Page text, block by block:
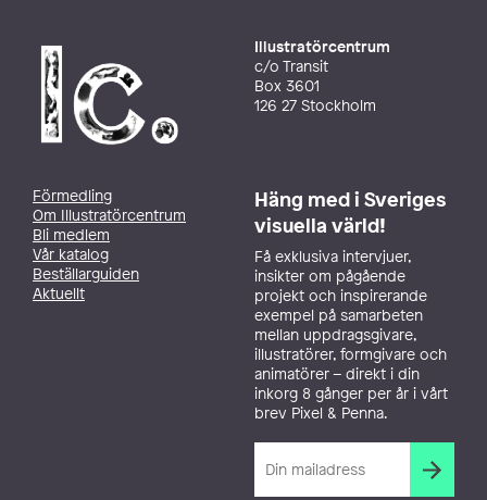
Illustratörcentrum
c/o Transit
Box 3601
126 27 Stockholm
Förmedling
Om Illustratörcentrum
Bli medlem
Vår katalog
Beställarguiden
Aktuellt
Häng med i Sveriges
visuella värld!
Få exklusiva intervjuer,
insikter om pågående
projekt och inspirerande
exempel på samarbeten
mellan uppdragsgivare,
illustratörer, formgivare och
animatörer – direkt i din
inkorg 8 gånger per år i vårt
brev Pixel & Penna.